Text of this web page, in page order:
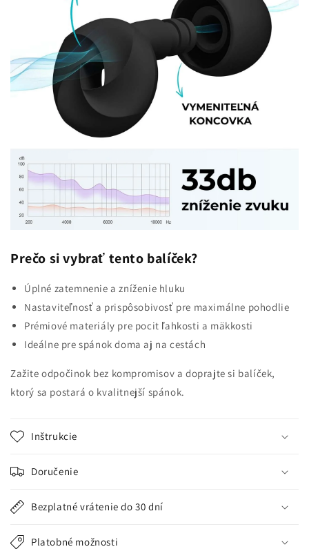
Prečo si vybrať tento balíček?
Úplné zatemnenie a zníženie hluku
Nastaviteľnosť a prispôsobivosť pre maximálne pohodlie
Prémiové materiály pre pocit ľahkosti a mäkkosti
Ideálne pre spánok doma aj na cestách
Zažite odpočinok bez kompromisov a doprajte si balíček,
ktorý sa postará o kvalitnejší spánok.
Inštrukcie
Doručenie
Bezplatné vrátenie do 30 dní
Platobné možnosti